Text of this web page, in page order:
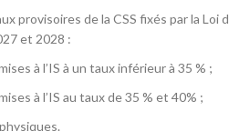
provisoires de la CSS fixés par la Loi
et 2028 :
à l’IS à un taux inférieur à 35 % ;
à l’IS au taux de 35 % et 40% ;